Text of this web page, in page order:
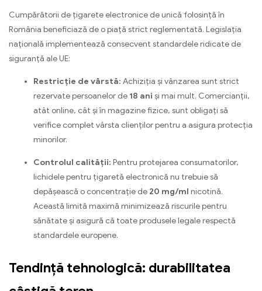
Cumpărătorii de țigarete electronice de unică folosință în
România beneficiază de o piață strict reglementată. Legislația
națională implementează consecvent standardele ridicate de
siguranță ale UE:
Restricție de vârstă: Achiziția și vânzarea sunt strict
rezervate persoanelor de 18 ani și mai mult. Comercianții,
atât online, cât și în magazine fizice, sunt obligați să
verifice complet vârsta clienților pentru a asigura protecția
minorilor.
Controlul calității: Pentru protejarea consumatorilor,
lichidele pentru țigaretă electronică nu trebuie să
depășească o concentrație de 20 mg/ml nicotină.
Această limită maximă minimizează riscurile pentru
sănătate și asigură că toate produsele legale respectă
standardele europene.
Tendință tehnologică: durabilitatea